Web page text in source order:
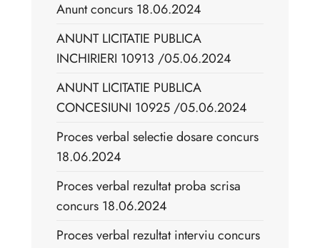
Anunt concurs 18.06.2024
ANUNT LICITATIE PUBLICA
INCHIRIERI 10913 /05.06.2024
ANUNT LICITATIE PUBLICA
CONCESIUNI 10925 /05.06.2024
Proces verbal selectie dosare concurs
18.06.2024
Proces verbal rezultat proba scrisa
concurs 18.06.2024
Proces verbal rezultat interviu concurs